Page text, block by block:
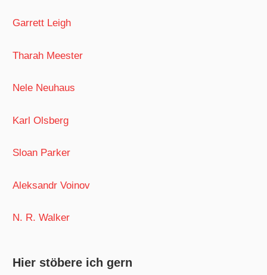
Garrett Leigh
Tharah Meester
Nele Neuhaus
Karl Olsberg
Sloan Parker
Aleksandr Voinov
N. R. Walker
Hier stöbere ich gern